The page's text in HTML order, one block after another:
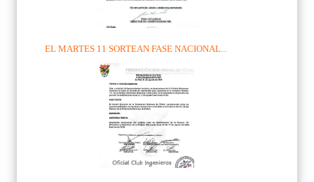
EL MARTES 11 SORTEAN FASE NACIONAL...